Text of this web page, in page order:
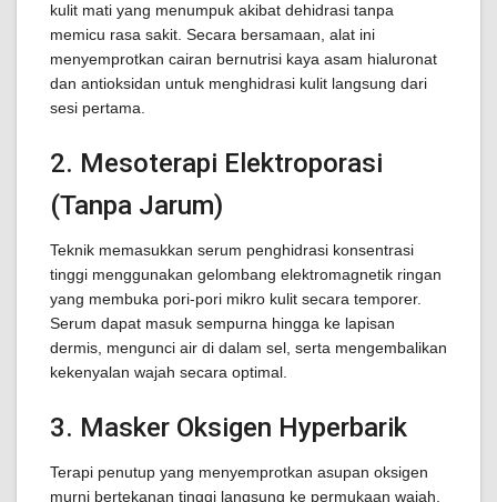
kulit mati yang menumpuk akibat dehidrasi tanpa
memicu rasa sakit. Secara bersamaan, alat ini
menyemprotkan cairan bernutrisi kaya asam hialuronat
dan antioksidan untuk menghidrasi kulit langsung dari
sesi pertama.
2. Mesoterapi Elektroporasi
(Tanpa Jarum)
Teknik memasukkan serum penghidrasi konsentrasi
tinggi menggunakan gelombang elektromagnetik ringan
yang membuka pori-pori mikro kulit secara temporer.
Serum dapat masuk sempurna hingga ke lapisan
dermis, mengunci air di dalam sel, serta mengembalikan
kekenyalan wajah secara optimal.
3. Masker Oksigen Hyperbarik
Terapi penutup yang menyemprotkan asupan oksigen
murni bertekanan tinggi langsung ke permukaan wajah.